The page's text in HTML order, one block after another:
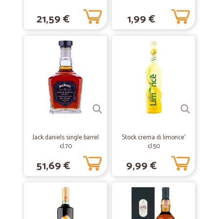
Sono rimasto molto soddisfatto del…
Sono rimasto molto soddisfatto del servizio
—Paolo M.
Qualche prodotto (pochi in verità)…
abbastanza ben fornito. Prezzi nella norma, spedizioni nei tempi,
imballaggi da migliorare. ottimo nel complesso.
30/07/2019
—Annamaria B.
ho finalmente trovato il prodotto che…
ho finalmente trovato il prodotto che cercavo, arrivato ben imballato e
nei tempi previsti.
21,59 € 1,99 €
Jack daniels single barrel
cl.70
51,69 €
Stock crema di limonce'
cl.50
9,99 €